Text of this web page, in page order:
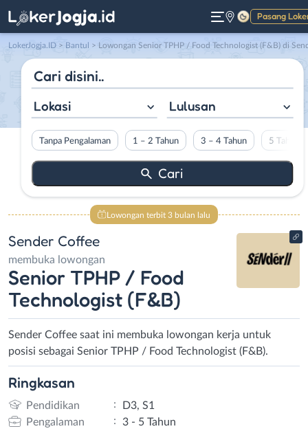
Pasang
Gelap
LokerJogja.ID > Bantul > Lowongan Senior TPHP / Food Technologist (F&B) di Sender
Lokasi Lulusan
Tanpa Pengalaman 1 – 2 Tahun 3 – 4 Tahun 5 Tahun
Lowongan terbit 3 bulan lalu
Sender Coffee
membuka lowongan
Senior TPHP / Food
Technologist (F&B)
Sender Coffee saat ini membuka lowongan kerja untuk
posisi sebagai Senior TPHP / Food Technologist (F&B).
Ringkasan
Pendidikan :
D3, S1
Pengalaman
:
3 - 5 Tahun